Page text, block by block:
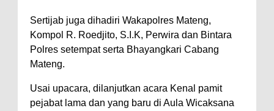
Sertijab juga dihadiri Wakapolres Mateng,
Kompol R. Roedjito, S.I.K, Perwira dan Bintara
Polres setempat serta Bhayangkari Cabang
Mateng.
Usai upacara, dilanjutkan acara Kenal pamit
pejabat lama dan yang baru di Aula Wicaksana